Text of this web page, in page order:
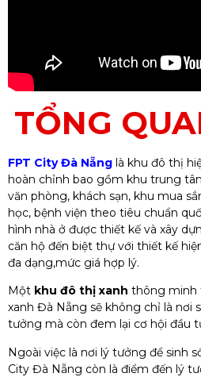
TỔNG
FPT City Đà Nẵng là khu đô thị
hoàn chỉnh bao gồm khu trung
văn phòng, khách sạn, khu mua
học, bệnh viện theo tiêu chuẩn
hình nhà ở được thiết kế và xây
căn hộ đến biệt thự với thiết kế
đa dạng,mức giá hợp lý.
Một khu đô thị xanh thông minh
xanh Đà Nẵng sẽ không chỉ là nơi
tưởng mà còn đem lại cơ hội đầu
Ngoài việc là nơi lý tưởng để sinh
City Đà Nẵng còn là điểm đến lý